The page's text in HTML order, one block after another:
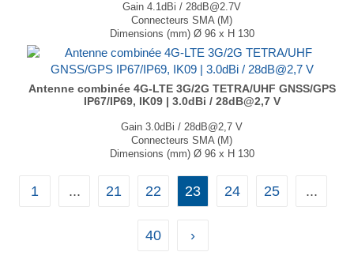
Gain 4.1dBi / 28dB@2.7V
Connecteurs SMA (M)
Dimensions (mm) Ø 96 x H 130
T° de fonctionnement -40°C à +85°C
...
Antenne combinée 4G-LTE 3G/2G TETRA/UHF GNSS/GPS
IP67/IP69, IK09 | 3.0dBi / 28dB@2,7 V
Gain 3.0dBi / 28dB@2,7 V
Connecteurs SMA (M)
Dimensions (mm) Ø 96 x H 130
L'antenne GC-7114BGF fonctionne selon les normes 4G-LTE,
3G, 2G, Tetra/UHF, GPS/GNSS (QZSS, Galileo et
GLONASS) dans un boîtier robuste IP67/IP69 & IK09 en forme
1 ... 21 22 23 24 25 ...
40 ›